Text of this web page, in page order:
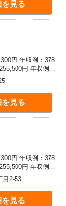
を見る
円 年収例：378
2回分）、夜勤手
的に支払われる手
、特別職務手当
分/年支給
を見る
円 年収例：378
2回分）、夜勤手
的に支払われる手
目2-53
を見る